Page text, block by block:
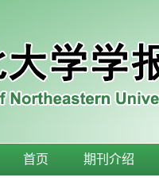
首页 期刊介绍